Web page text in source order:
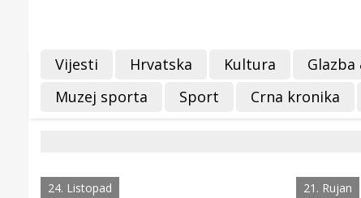
Vijesti Hrvatska Kultura
Muzej sporta
Sport Crna kronika
24. Listopad 21. Rujan